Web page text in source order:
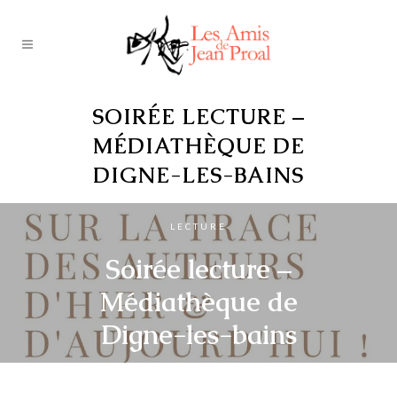
SOIRÉE LECTURE –
MÉDIATHÈQUE DE
DIGNE-LES-BAINS
LECTURE
Soirée lecture –
Médiathèque de
Digne-les-bains